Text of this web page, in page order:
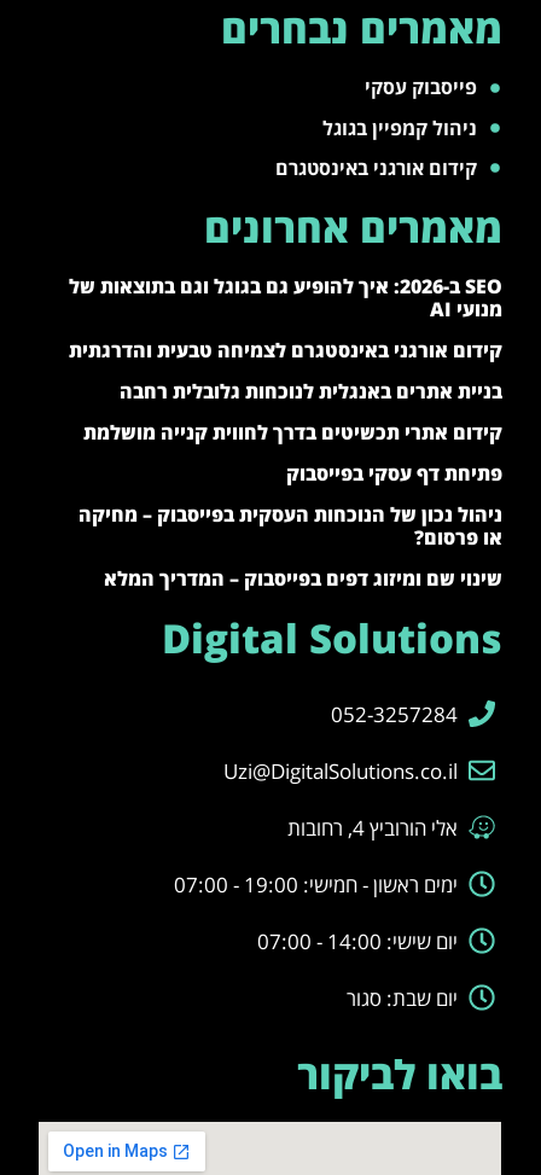
מאמרים נבחרים
פייסבוק עסקי
ניהול קמפיין בגוגל
קידום אורגני באינסטגרם
מאמרים אחרונים
SEO ב-2026: איך להופיע גם בגוגל וגם בתוצאות של
מנועי AI
קידום אורגני באינסטגרם לצמיחה טבעית והדרגתית
בניית אתרים באנגלית לנוכחות גלובלית רחבה
קידום אתרי תכשיטים בדרך לחווית קנייה מושלמת
פתיחת דף עסקי בפייסבוק
ניהול נכון של הנוכחות העסקית בפייסבוק – מחיקה
או פרסום?
שינוי שם ומיזוג דפים בפייסבוק – המדריך המלא
Digital Solutions
052-3257284
Uzi@DigitalSolutions.co.il
אלי הורוביץ 4, רחובות
ימים ראשון - חמישי: 19:00 - 07:00
יום שישי: 14:00 - 07:00
יום שבת: סגור
בואו לביקור